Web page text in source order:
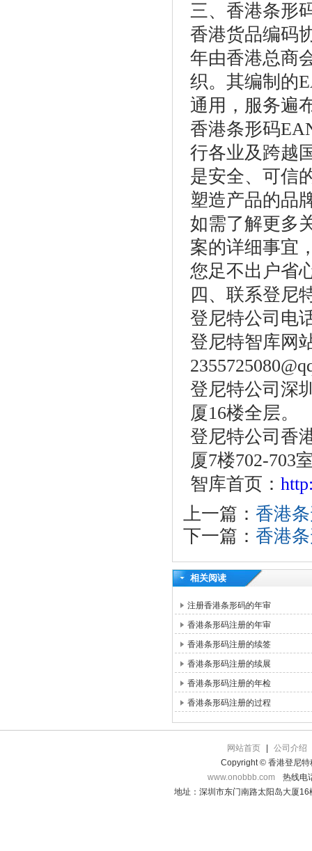
三、香港条形
香港货品编码
年由香港总商
织。其编制的
通用，服务遍
香港条形码
行各业及跨越
是安全、可信
塑造产品的品
如需了解更多
案的详细事宜
您足不出户省
四、联系登尼
登尼特公司电
登尼特智库网
登尼特公司深
厦16楼全层。
登尼特公司香
厦7楼702-703
智库首页：
上一篇： 香港
下一篇： 香港
相关阅读
注册香港条形码的年审
香港条形码注册的年审
香港条形码注册的续签
香港条形码注册的续展
香港条形码注册的年检
香港条形码注册的过程
网站首页
公司介绍
Copyright © 香港登尼特
www.onobbb.com
热线电
地址：深圳市东门南路太阳岛大厦